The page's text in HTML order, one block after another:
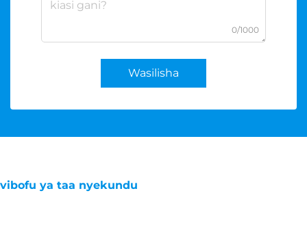
0/1000
Wasilisha
vibofu ya taa nyekundu